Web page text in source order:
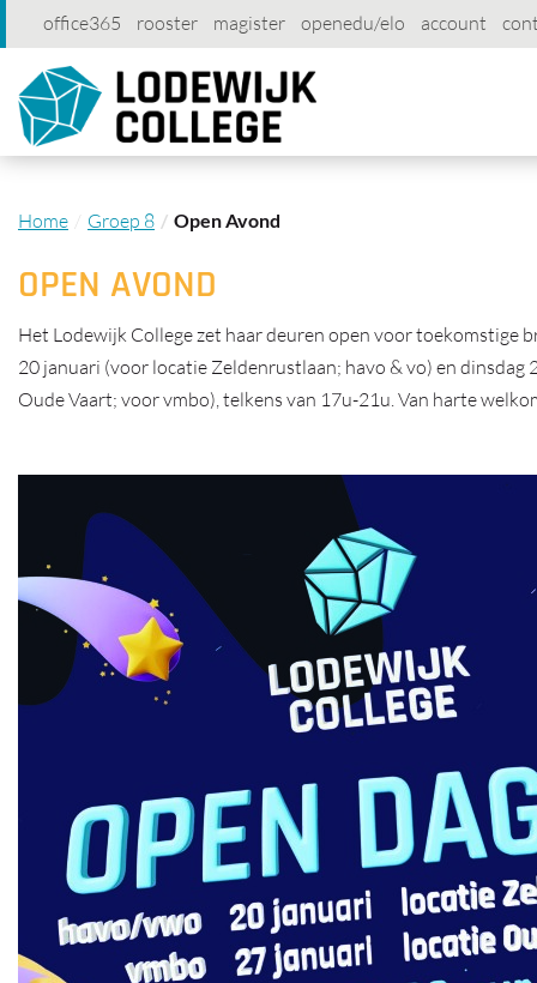
office365 rooster magister openedu/elo account
Home Groep 8 Open Avond
OPEN AVOND
Het Lodewijk College zet haar deuren open voor toekomstige
20 januari (voor locatie Zeldenrustlaan; havo & vo) en dinsdag
Oude Vaart; voor vmbo), telkens van 17u-21u. Van harte